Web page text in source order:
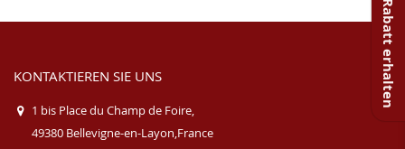
20% Rabatt erhalten
KONTAKTIEREN SIE UNS
1 bis Place du Champ de Foire,
49380 Bellevigne-en-Layon,France